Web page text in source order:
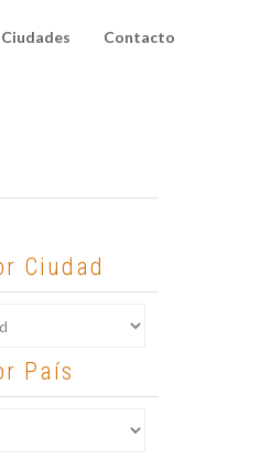
Ciudades Contacto
Ciudad
País